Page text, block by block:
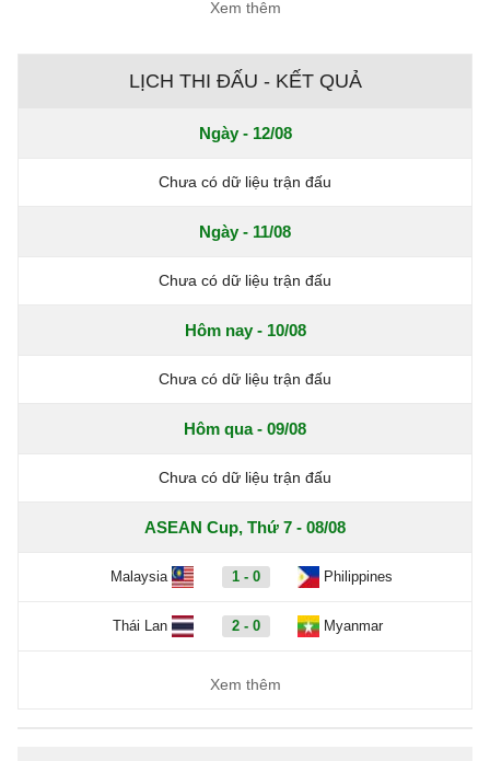
Xem thêm
LỊCH THI ĐẤU - KẾT QUẢ
Ngày - 12/08
Chưa có dữ liệu trận đấu
Ngày - 11/08
Chưa có dữ liệu trận đấu
Hôm nay - 10/08
Chưa có dữ liệu trận đấu
Hôm qua - 09/08
Chưa có dữ liệu trận đấu
ASEAN Cup, Thứ 7 - 08/08
Malaysia 1 - 0 Philippines
Thái Lan 2 - 0 Myanmar
Xem thêm